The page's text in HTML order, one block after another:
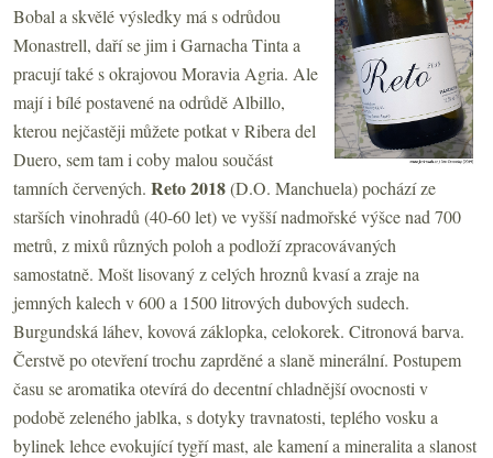
Bobal a skvělé výsledky má s odrůdou
Monastrell, daří se jim i Garnacha Tinta a
pracují také s okrajovou Moravia Agria. Ale
mají i bílé postavené na odrůdě Albillo,
kterou nejčastěji můžete potkat v Ribera del
Duero, sem tam i coby malou součást
tamních červených. Reto 2018(D.O. Manchuela)pochází ze
starších vinohradů (40-60 let) ve vyšší nadmořské výšce nad 700
metrů, z mixů různých poloh a podloží zpracovávaných
samostatně. Mošt lisovaný z celých hroznů kvasí a zraje na
jemných kalech v 600 a 1500 litrových dubových sudech.
Burgundská láhev, kovová záklopka, celokorek. Citronová barva.
Čerstvě po otevření trochu zaprděné a slaně minerální. Postupem
času se aromatika otevírá do decentní chladnější ovocnosti v
podobě zeleného jablka, s dotyky travnatosti, teplého vosku a
bylinek lehce evokující tygří mast, ale kamení a mineralita a slanost